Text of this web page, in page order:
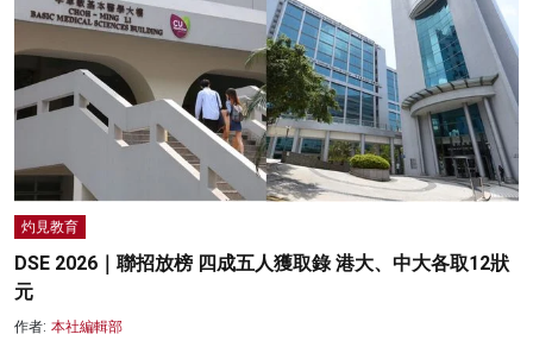
灼見教育
DSE 2026｜聯招放榜 四成五人獲取錄 港大、中大各取12狀
元
作者: 本社編輯部